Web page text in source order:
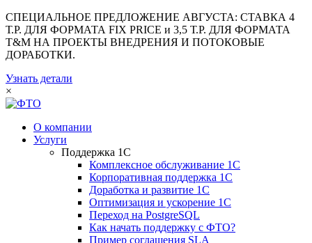
СПЕЦИАЛЬНОЕ ПРЕДЛОЖЕНИЕ АВГУСТА: СТАВКА 4
Т.Р. ДЛЯ ФОРМАТА FIX PRICE и 3,5 Т.Р. ДЛЯ ФОРМАТА
T&M НА ПРОЕКТЫ ВНЕДРЕНИЯ И ПОТОКОВЫЕ
ДОРАБОТКИ.
Узнать детали
×
О компании
Услуги
Поддержка 1С
Комплексное обслуживание 1С
Корпоративная поддержка 1С
Доработка и развитие 1С
Оптимизация и ускорение 1С
Переход на PostgreSQL
Как начать поддержку с ФТО?
Пример соглашения SLA